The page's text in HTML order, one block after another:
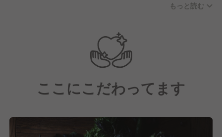
こと、チームワークが大切ということを全員が理解
一緒に仕事を楽しんでいただける、キッチンスタッフ
を募集しています。イタリアン未経験でも歓迎です！
もっと読む
ここにこだわってます